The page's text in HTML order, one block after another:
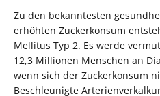
Zu den bekanntesten
erhöhten Zuckerkonsum
Mellitus Typ 2. Es werde
12,3 Millionen Menschen an
wenn sich der Zuckerkonsum
Beschleunigte